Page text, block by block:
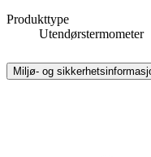
Produkttype
Utendørstermometer
Miljø- og